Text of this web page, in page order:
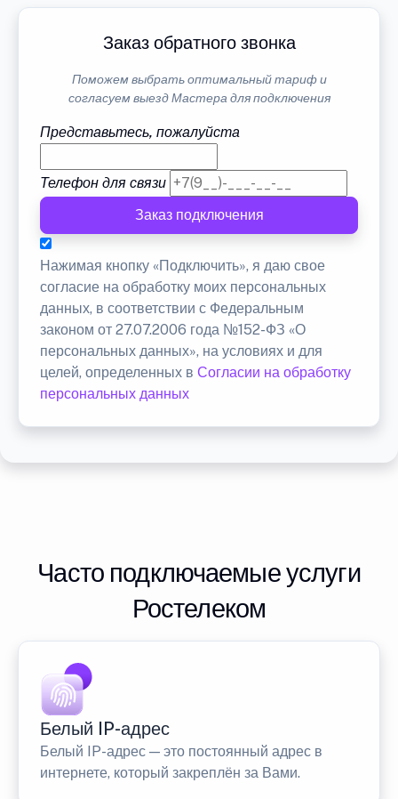
Заказ обратного звонка
Поможем выбрать оптимальный тариф и
согласуем выезд Мастера для подключения
Представьтесь, пожалуйста
Телефон для связи
Заказ подключения
Нажимая кнопку «Подключить», я даю свое
согласие на обработку моих персональных
данных, в соответствии с Федеральным
законом от 27.07.2006 года №152-ФЗ «О
персональных данных», на условиях и для
целей, определенных в Согласии на обработку
персональных данных
Часто подключаемые услуги
Ростелеком
Белый IP-адрес
Белый IP-адрес — это постоянный адрес в
интернете, который закреплён за Вами.